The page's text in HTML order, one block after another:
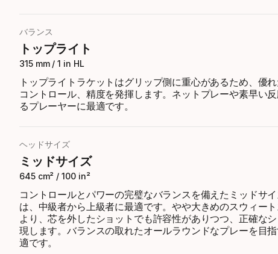
バランス
トップライト
315 mm / 1 in HL
トップライトラケットはグリップ側に重心があるため、優れ
コントロール、精度を発揮します。ネットプレーや素早い
るプレーヤーに最適です。
ヘッドサイズ
ミッドサイズ
645 cm² / 100 in²
コントロールとパワーの完璧なバランスを備えたミッドサ
は、中級者から上級者に最適です。やや大きめのスウィー
より、芯を外したショットでも許容性がありつつ、正確な
現します。バランスの取れたオールラウンドなプレーを目
適です。